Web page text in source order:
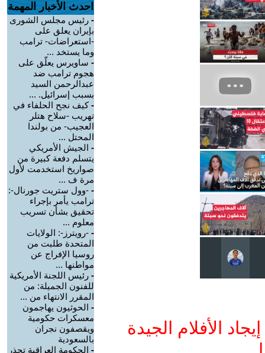
الأفلام الجيدة
احدث الأخبار المهمة
- رئيس مجلس الشورى
بإيران يعلق على
-استعراضات- ترامب
وما يستخد ...
- ساويرس يعلّق على
هجوم ترامب ضد
عبدالرحمن السيد
بسبب إسرائيل. ...
-كيف نجح الحلفاء في
تهريب -سلاح هتلر
العجيب- من بولندا
المحتل ...
- الجيش الأمريكي
يتسلم دفعة كبيرة من
صواريخ استخدمت لأول
مرة ف ...
- -وول ستريت جورنال-:
ترامب يأمر بإجراء
تحقيق بشأن تسريب
معلوم ...
- -رويترز-: الولايات
المتحدة طلبت من
روسيا الإفراج عن
مواطنها ...
- رئيس اللجنة الأمريكية
للفنون الجميلة: من
المقرر الانتهاء من ...
- الحوثيون يهاجمون
معسكرات حكومية
ويقصفون نجران
بالسعودية
- الحكومة العراقية تحذر